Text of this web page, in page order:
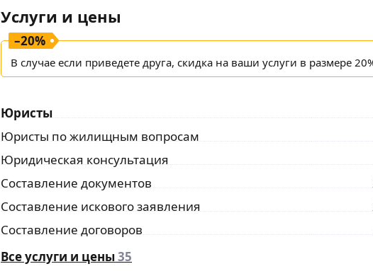
Услуги и цены
–20%
В случае если приведете друга, скидка на ваши услуги в размере
Юристы
Юристы по жилищным вопросам
Юридическая консультация
Составление документов
Составление искового заявления
Составление договоров
Все услуги и цены35